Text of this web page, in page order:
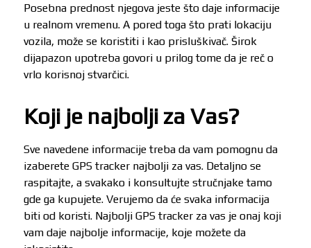
Posebna prednost njegova jeste što daje informacije
u realnom vremenu. A pored toga što prati lokaciju
vozila, može se koristiti i kao prisluškivač. Širok
dijapazon upotreba govori u prilog tome da je reč o
vrlo korisnoj stvarčici.
Koji je najbolji za Vas?
Sve navedene informacije treba da vam pomognu da
izaberete GPS tracker najbolji za vas. Detaljno se
raspitajte, a svakako i konsultujte stručnjake tamo
gde ga kupujete. Verujemo da će svaka informacija
biti od koristi. Najbolji GPS tracker za vas je onaj koji
vam daje najbolje informacije, koje možete da